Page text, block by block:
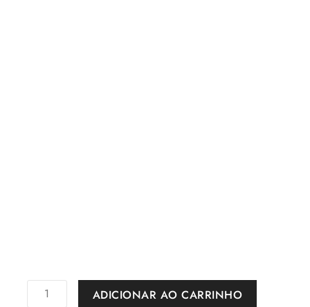
ADICIONAR AO CARRINHO